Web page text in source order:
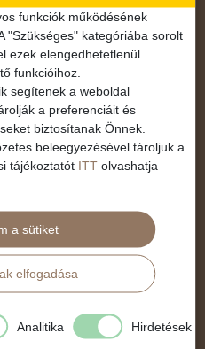
funkciók működésének
"Szükséges" kategóriába sorolt
ezek elengedhetetlenül
funkcióihoz.
segítenek a weboldal
a preferenciáit és
biztosítanak Önnek.
beleegyezésével tároljuk a
tájékoztatót ITT olvashatja
a sütiket
elfogadása
Analitika Hirdetések